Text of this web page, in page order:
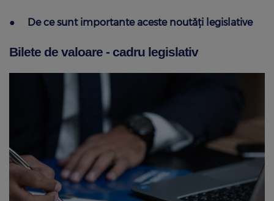
● De ce sunt importante aceste noutăţi legislative
Bilete de valoare - cadru legislativ